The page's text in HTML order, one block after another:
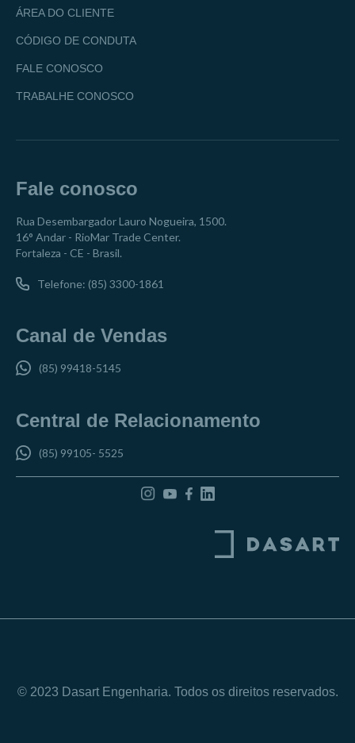
ÁREA DO CLIENTE
CÓDIGO DE CONDUTA
FALE CONOSCO
TRABALHE CONOSCO
Fale conosco
Rua Desembargador Lauro Nogueira, 1500.
16° Andar - RioMar Trade Center.
Fortaleza - CE - Brasil.
Telefone: (85) 3300-1861
Canal de Vendas
(85) 99418-5145
Central de Relacionamento
(85) 99105- 5525
© 2023 Dasart Engenharia. Todos os direitos reservados.